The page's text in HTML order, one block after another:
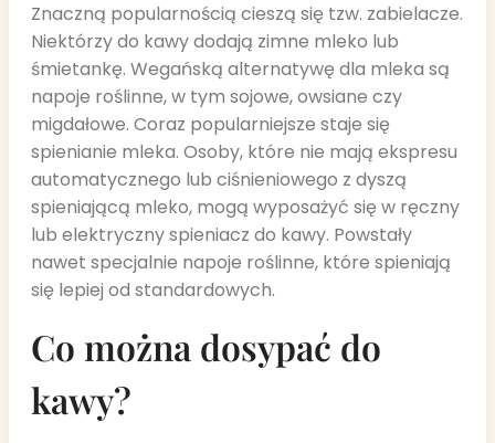
Znaczną popularnością cieszą się tzw. zabielacze.
Niektórzy do kawy dodają zimne mleko lub
śmietankę. Wegańską alternatywę dla mleka są
napoje roślinne, w tym sojowe, owsiane czy
migdałowe. Coraz popularniejsze staje się
spienianie mleka. Osoby, które nie mają ekspresu
automatycznego lub ciśnieniowego z dyszą
spieniającą mleko, mogą wyposażyć się w ręczny
lub elektryczny spieniacz do kawy. Powstały
nawet specjalnie napoje roślinne, które spieniają
się lepiej od standardowych.
Co można dosypać do
kawy?